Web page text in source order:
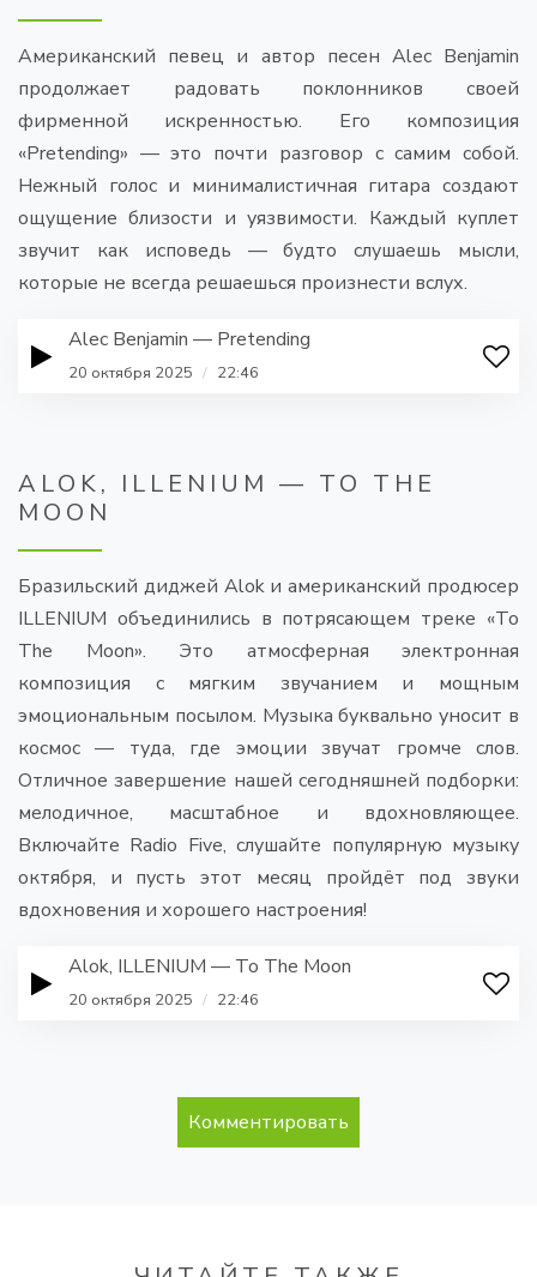
Американский певец и автор песен Alec Benjamin
продолжает радовать поклонников своей
фирменной искренностью. Его композиция
«Pretending» — это почти разговор с самим собой.
Нежный голос и минималистичная гитара создают
ощущение близости и уязвимости. Каждый куплет
звучит как исповедь — будто слушаешь мысли,
которые не всегда решаешься произнести вслух.
Alec Benjamin — Pretending
20 октября 2025 / 22:46
ALOK, ILLENIUM — TO THE
MOON
Бразильский диджей Alok и американский продюсер
ILLENIUM объединились в потрясающем треке «To
The Moon». Это атмосферная электронная
композиция с мягким звучанием и мощным
эмоциональным посылом. Музыка буквально уносит в
космос — туда, где эмоции звучат громче слов.
Отличное завершение нашей сегодняшней подборки:
мелодичное, масштабное и вдохновляющее.
Включайте Radio Five, слушайте популярную музыку
октября, и пусть этот месяц пройдёт под звуки
вдохновения и хорошего настроения!
Alok, ILLENIUM — To The Moon
20 октября 2025 / 22:46
Комментировать